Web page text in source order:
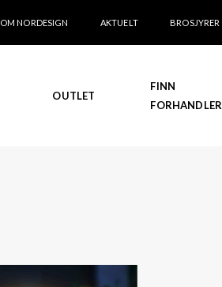
OM NORDESIGN AKTUELT BROSJYRER
OUTLET
FINN
FORHANDLER